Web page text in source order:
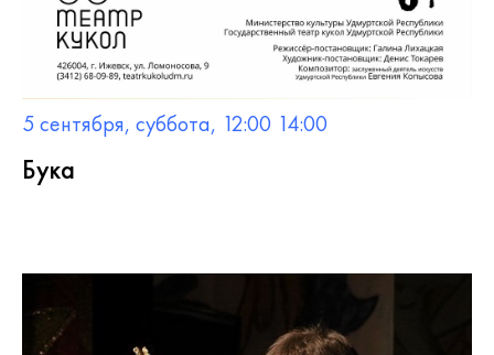
5 сентября, суббота, 12:00 14:00
Бука